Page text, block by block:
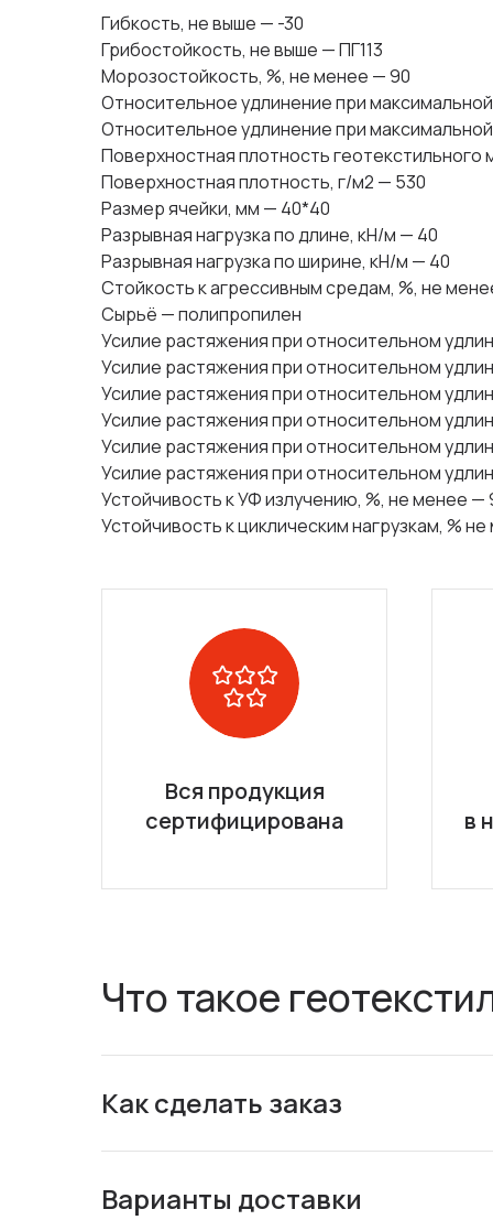
Гибкость, не выше — -30
Грибостойкость, не выше — ПГ113
Морозостойкость, %, не менее — 90
Относительное удлинение при
Относительное удлинение при
Поверхностная плотность
Поверхностная плотность, г/м2 — 530
Размер ячейки, мм — 40*40
Разрывная нагрузка по длине, кН/м — 40
Разрывная нагрузка по ширине, кН/м — 40
Стойкость к агрессивным средам, %, не
Сырьё — полипропилен
Усилие растяжения при относительном
Усилие растяжения при относительном
Усилие растяжения при относительном
Усилие растяжения при относительном
Усилие растяжения при относительном
Усилие растяжения при относительном
Устойчивость к УФ излучению, %, не менее —
Устойчивость к циклическим нагрузкам, %
Вся продукция
сертифицирована
в
Что такое
Как сделать заказ
Варианты доставки